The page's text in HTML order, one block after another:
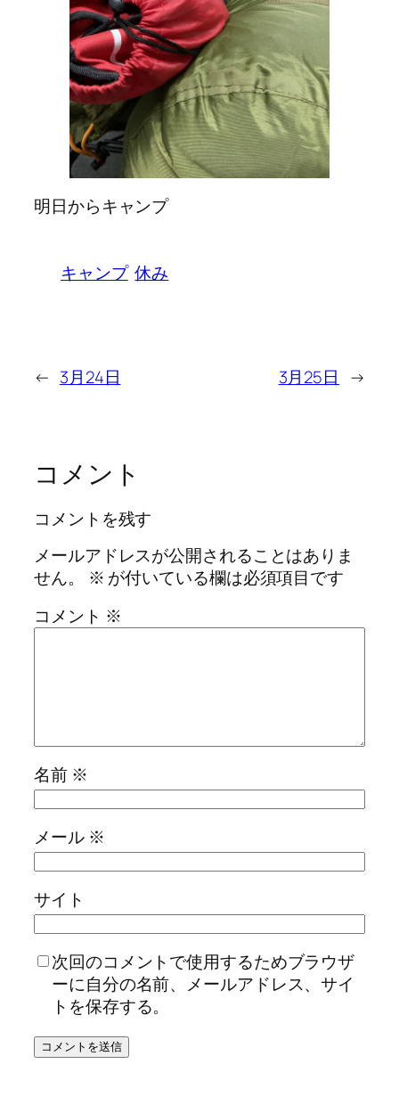
明日からキャンプ
キャンプ 休み
← 3月24日 3月25日 →
コメント
コメントを残す
メールアドレスが公開されることはありま
せん。
※ が付いている欄は必須項目です
コメント ※
名前 ※
メール ※
サイト
次回のコメントで使用するためブラウザ
ーに自分の名前、メールアドレス、サイ
トを保存する。